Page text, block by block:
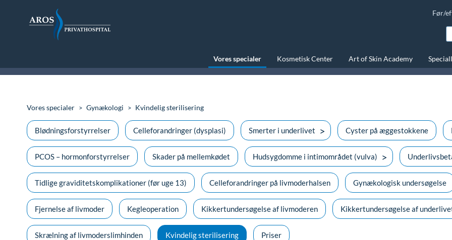
Før/
Vores specialer Kosmetisk Center Art of Skin Academy
Vores specialer Gynækologi Kvindelig sterilisering
Blødningsforstyrrelser Celleforandringer (dysplasi) Smerter i underlivet Cyster på æggestokkene
PCOS – hormonforstyrrelser Skader på mellemkødet Hudsygdomme i intimområdet (vulva)
Tidlige graviditetskomplikationer (før uge 13) Celleforandringer på livmoderhalsen Gynækologisk undersøgelse
Fjernelse af livmoder Kegleoperation Kikkertundersøgelse af livmoderen Kikkertundersøgelse af
Skrælning af livmoderslimhinden Kvindelig sterilisering Priser